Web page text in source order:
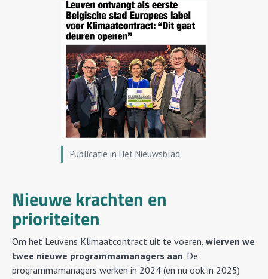
Publicatie in Het Nieuwsblad
Nieuwe krachten en
prioriteiten
Om het Leuvens Klimaatcontract uit te voeren, wierven we
twee nieuwe programmamanagers aan. De
programmamanagers werken in 2024 (en nu ook in 2025)